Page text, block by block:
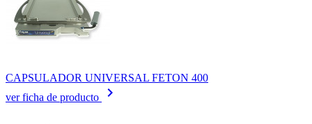
CAPSULADOR UNIVERSAL FETON 400
ver ficha de producto
keyboard_arrow_right